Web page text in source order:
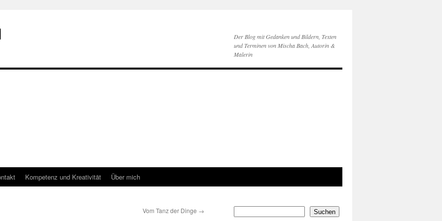
Der Blog mit Gedanken und Bildern, Texten
und Terminen von Mischa Bach, Autorin &
Malerin
Kompetenz und Kreativität Über mich
Vom Tanz der Dinge → Suchen